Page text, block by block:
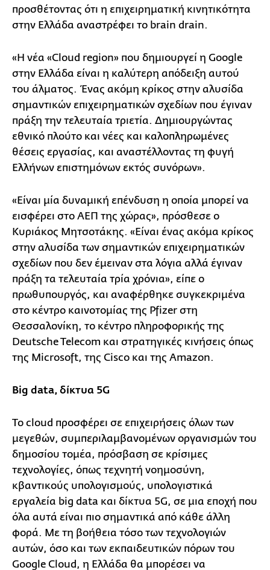
προσθέτοντας ότι η επιχειρηματική κινητικότητα
στην Ελλάδα αναστρέφει το brain drain.
«Η νέα «Cloud region» που δημιουργεί η Google
στην Ελλάδα είναι η καλύτερη απόδειξη αυτού
του άλματος. Ένας ακόμη κρίκος στην αλυσίδα
σημαντικών επιχειρηματικών σχεδίων που έγιναν
πράξη την τελευταία τριετία. Δημιουργώντας
εθνικό πλούτο και νέες και καλοπληρωμένες
θέσεις εργασίας, και αναστέλλοντας τη φυγή
Ελλήνων επιστημόνων εκτός συνόρων».
«Είναι μία δυναμική επένδυση η οποία μπορεί να
εισφέρει στο ΑΕΠ της χώρας», πρόσθεσε ο
Κυριάκος Μητσοτάκης. «Είναι ένας ακόμα κρίκος
στην αλυσίδα των σημαντικών επιχειρηματικών
σχεδίων που δεν έμειναν στα λόγια αλλά έγιναν
πράξη τα τελευταία τρία χρόνια», είπε ο
πρωθυπουργός, και αναφέρθηκε συγκεκριμένα
στο κέντρο καινοτομίας της Pfizer στη
Θεσσαλονίκη, το κέντρο πληροφορικής της
Deutsche Telecom και στρατηγικές κινήσεις όπως
της Microsoft, της Cisco και της Amazon.
Big data, δίκτυα 5G
Το cloud προσφέρει σε επιχειρήσεις όλων των
μεγεθών, συμπεριλαμβανομένων οργανισμών του
δημοσίου τομέα, πρόσβαση σε κρίσιμες
τεχνολογίες, όπως τεχνητή νοημοσύνη,
κβαντικούς υπολογισμούς, υπολογιστικά
εργαλεία big data και δίκτυα 5G, σε μια εποχή που
όλα αυτά είναι πιο σημαντικά από κάθε άλλη
φορά. Με τη βοήθεια τόσο των τεχνολογιών
αυτών, όσο και των εκπαιδευτικών πόρων του
Google Cloud, η Ελλάδα θα μπορέσει να